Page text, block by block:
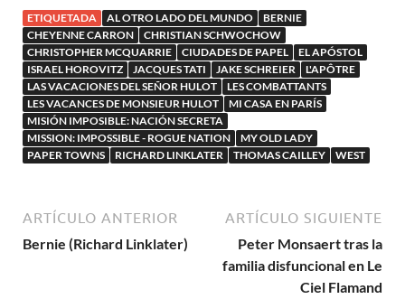
ETIQUETADA AL OTRO LADO DEL MUNDO
BERNIE
CHEYENNE CARRON
CHRISTIAN SCHWOCHOW
CHRISTOPHER MCQUARRIE
CIUDADES DE PAPEL
EL APÓSTOL
ISRAEL HOROVITZ
JACQUES TATI JAKE SCHREIER
L'APÔTRE
LAS VACACIONES DEL SEÑOR HULOT
LES COMBATTANTS
LES VACANCES DE MONSIEUR HULOT
MI CASA EN PARÍS
MISIÓN IMPOSIBLE: NACIÓN SECRETA
MISSION: IMPOSSIBLE - ROGUE NATION
MY OLD LADY
PAPER TOWNS
RICHARD LINKLATER THOMAS CAILLEY WEST
ARTÍCULO ANTERIOR
Bernie (Richard Linklater)
ARTÍCULO SIGUIENTE
Peter Monsaert tras la
familia disfuncional en Le
Ciel Flamand